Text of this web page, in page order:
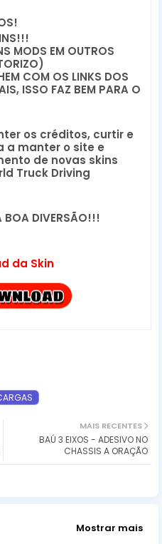
MODS EM OUTROS
COM OS LINKS DOS
ISSO FAZ BEM PARA O
os créditos, curtir e
a manter o site e
de novas skins
Truck Driving
BOA DIVERSÃO!!!
da Skin
MAIS RECENTES
BAÚ 3 EIXOS - ADESIVO NO
CHASSIS A ORAÇÃO
Mostrar mais